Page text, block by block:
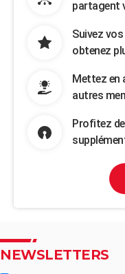
partagent
Suivez
obtenez
Mettez en
autres
Profitez
NEWSLETTERS